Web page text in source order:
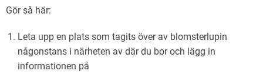
Gör så här:
Leta upp en plats som tagits över av blomsterlupin
någonstans i närheten av där du bor och lägg in
informationen på